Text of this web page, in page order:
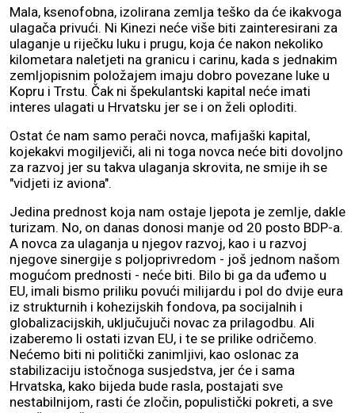
Mala, ksenofobna, izolirana zemlja teško da će ikakvoga
ulagača privući. Ni Kinezi neće više biti zainteresirani za
ulaganje u riječku luku i prugu, koja će nakon nekoliko
kilometara naletjeti na granicu i carinu, kada s jednakim
zemljopisnim položajem imaju dobro povezane luke u
Kopru i Trstu. Čak ni špekulantski kapital neće imati
interes ulagati u Hrvatsku jer se i on želi oploditi.
Ostat će nam samo perači novca, mafijaški kapital,
kojekakvi mogiljeviči, ali ni toga novca neće biti dovoljno
za razvoj jer su takva ulaganja skrovita, ne smije ih se
"vidjeti iz aviona".
Jedina prednost koja nam ostaje ljepota je zemlje, dakle
turizam. No, on danas donosi manje od 20 posto BDP-a.
A novca za ulaganja u njegov razvoj, kao i u razvoj
njegove sinergije s poljoprivredom - još jednom našom
mogućom prednosti - neće biti. Bilo bi ga da uđemo u
EU, imali bismo priliku povući milijardu i pol do dvije eura
iz strukturnih i kohezijskih fondova, pa socijalnih i
globalizacijskih, uključujuči novac za prilagodbu. Ali
izaberemo li ostati izvan EU, i te se prilike odričemo.
Nećemo biti ni politički zanimljivi, kao oslonac za
stabilizaciju istočnoga susjedstva, jer će i sama
Hrvatska, kako bijeda bude rasla, postajati sve
nestabilnijom, rasti će zločin, populistički pokreti, a sve